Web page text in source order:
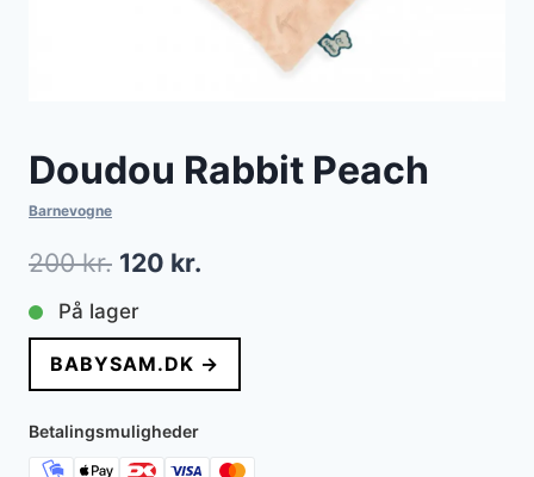
Doudou Rabbit Peach
Barnevogne
200kr. Den
oprindelige
pris
var:
200 kr..
120 kr.
pris
er:
På lager
BABYSAM.DK →
Betalingsmuligheder